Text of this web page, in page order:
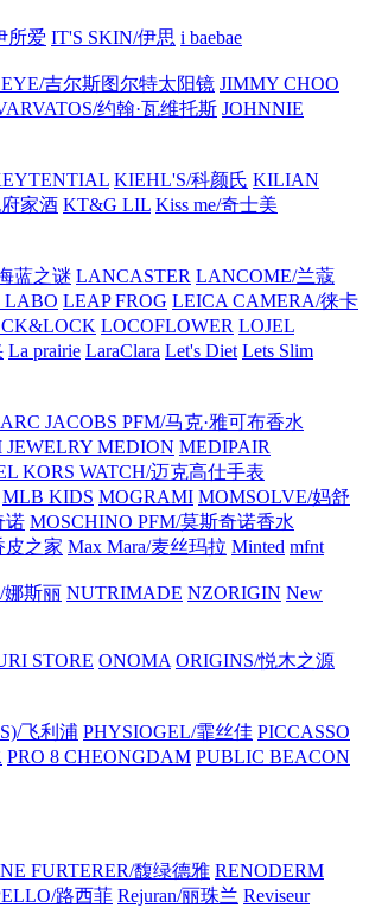
所爱 IT'S SKIN/伊思 i baebae
吉尔斯图尔特太阳镜 JIMMY CHOO
约翰·瓦维托斯 JOHNNIE
KIEHL'S/科颜氏 KILIAN
家酒 KT&G LIL Kiss me/奇士美
蓝之谜 LANCASTER LANCOME/兰蔻
LABO LEAP FROG LEICA CAMERA/徕卡
LOCOFLOWER LOJEL
La prairie LaraClara Let's Diet Lets Slim
JACOBS PFM/马克·雅可布香水
JEWELRY MEDION MEDIPAIR
KORS WATCH/迈克高仕手表
MLB KIDS MOGRAMI MOMSOLVE/妈舒
诺 MOSCHINO PFM/莫斯奇诺香水
皮之家 Max Mara/麦丝玛拉 Minted mfnt
娜斯丽 NUTRIMADE NZORIGIN New
STORE ONOMA ORIGINS/悦木之源
飞利浦 PHYSIOGEL/霏丝佳 PICCASSO
PRO 8 CHEONGDAM PUBLIC BEACON
FURTERER/馥绿德雅 RENODERM
路西菲 Rejuran/丽珠兰 Reviseur